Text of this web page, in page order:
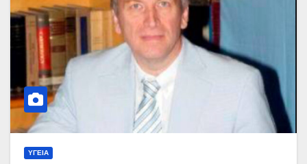
ΥΓΕΊΑ